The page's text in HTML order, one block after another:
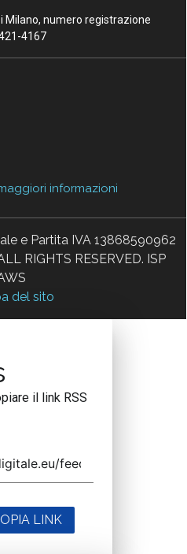
Milano, numero registrazione
4167
informazioni
e Partita IVA 13868590962
RIGHTS RESERVED. ISP
del sito
il link RSS
LINK